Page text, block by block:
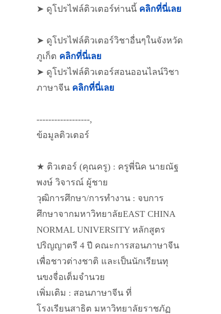
➤ ดูโปรไฟล์ติวเตอร์ท่านนี้ คลิกที่นี่เลย
➤ ดูโปรไฟล์ติวเตอร์วิชาอื่นๆในจังหวัด
ภูเก็ต คลิกที่นี่เลย
➤ ดูโปรไฟล์ติวเตอร์สอนออนไลน์วิชา
ภาษาจีน คลิกที่นี่เลย
------------------,
ข้อมูลติวเตอร์
★ ติวเตอร์ (คุณครู) : ครูพี่นิค นายณัฐ
พงษ์ วิจารณ์ ผู้ชาย
วุฒิการศึกษา/การทำงาน : จบการ
ศึกษาจากมหาวิทยาลัยEAST CHINA
NORMAL UNIVERSITY หลักสูตร
ปริญญาตรี 4 ปี คณะการสอนภาษาจีน
เพื่อชาวต่างชาติ และเป็นนักเรียนทุ
นขงจื่อเต็มจำนวย
เพิ่มเติม : สอนภาษาจีน ที่
โรงเรียนสาธิต มหาวิทยาลัยราชภัฏ